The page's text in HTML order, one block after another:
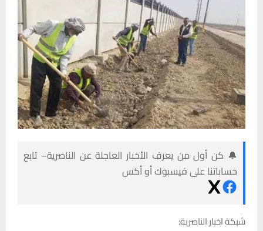
🔔 كن أول من يعرف الأخبار العاجلة عن الناصرية– تابع
حساباتنا على فيسبوك أو أكس
شبكة اخبار الناصرية: